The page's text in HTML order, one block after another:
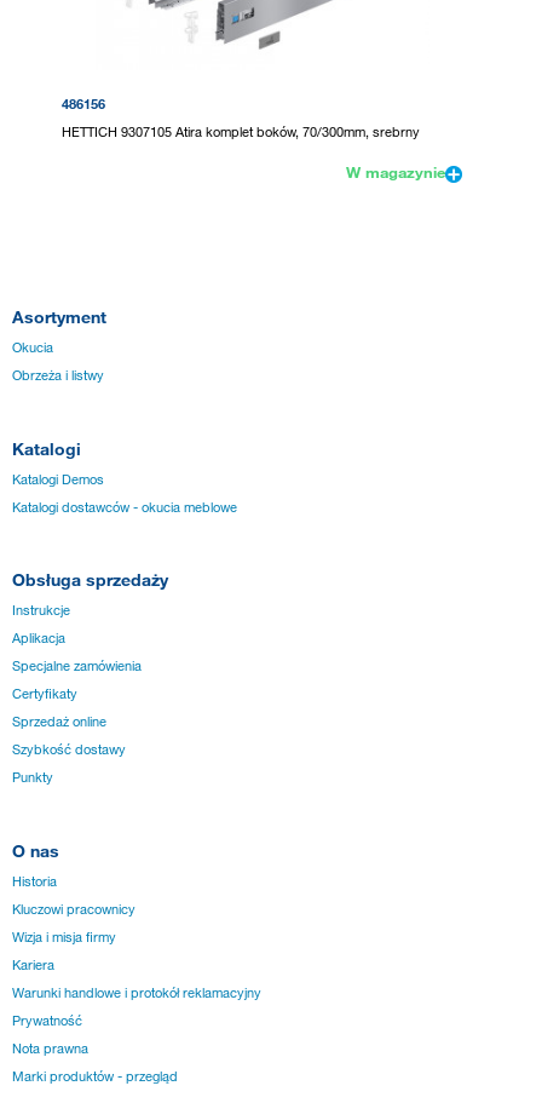
486156
HETTICH 9307105 Atira komplet boków, 70/300mm, srebrny
W magazynie
Asortyment
Okucia
Obrzeża i listwy
Katalogi
Katalogi Demos
Katalogi dostawców - okucia meblowe
Obsługa sprzedaży
Instrukcje
Aplikacja
Specjalne zamówienia
Certyfikaty
Sprzedaż online
Szybkość dostawy
Punkty
O nas
Historia
Kluczowi pracownicy
Wizja i misja firmy
Kariera
Warunki handlowe i protokół reklamacyjny
Prywatność
Nota prawna
Marki produktów - przegląd